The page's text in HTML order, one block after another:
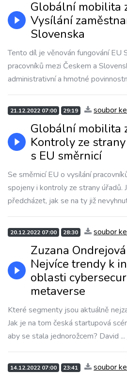
Globální mobilita
Vysílání
Slovenska
Tento díl je věnován fungování EU
pracovníků mezi Českem a
administrativní a hmotné
21.12.2022 07:00 29:19 soubor
Globální mobilita
Kontroly ze
s EU směrnicí
Se směrnicí EU o vysílání
spojeny i kontroly ze strany úřadů.
předcházet, jak se na ty již
20.12.2022 07:00 28:30 soubor
Zuzana
Nejvíce trendy k
oblasti
metaverse
Které segmenty jsou aktuálně
Jak je na tom česká startupová
aby se stala jednorožcem? David ...
14.12.2022 07:00 23:41 soubor